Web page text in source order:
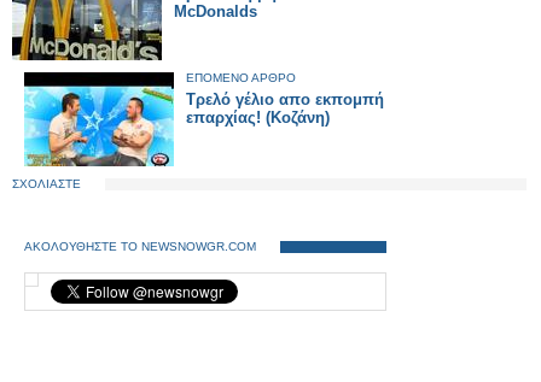
McDonalds
ΕΠΟΜΕΝΟ ΑΡΘΡΟ
Τρελό γέλιο απο εκπομπή
επαρχίας! (Κοζάνη)
ΣΧΟΛΙΑΣΤΕ
ΑΚΟΛΟΥΘΗΣΤΕ ΤΟ NEWSNOWGR.COM